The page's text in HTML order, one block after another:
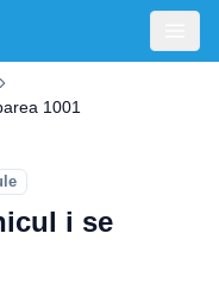
1001
i se